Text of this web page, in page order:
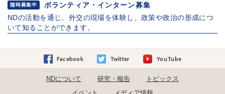
随時募集中
ボランティア・インターン募集
NDの活動を通じ、外交の現場を体験し、政策や政治の形成につ
いて知ることができます。
Facebook Twitter YouTube
NDについて 研究・報告
トピックス